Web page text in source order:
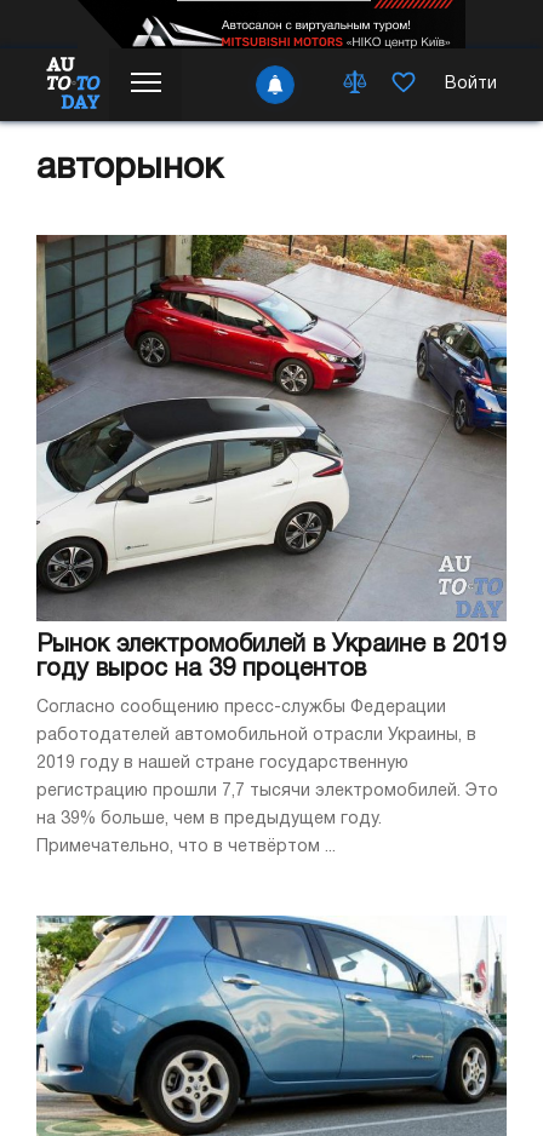
Войти
авторынок
Рынок электромобилей в Украине в 2019
году вырос на 39 процентов
Согласно сообщению пресс-службы Федерации
работодателей автомобильной отрасли Украины, в
2019 году в нашей стране государственную
регистрацию прошли 7,7 тысячи электромобилей. Это
на 39% больше, чем в предыдущем году.
Примечательно, что в четвёртом ...